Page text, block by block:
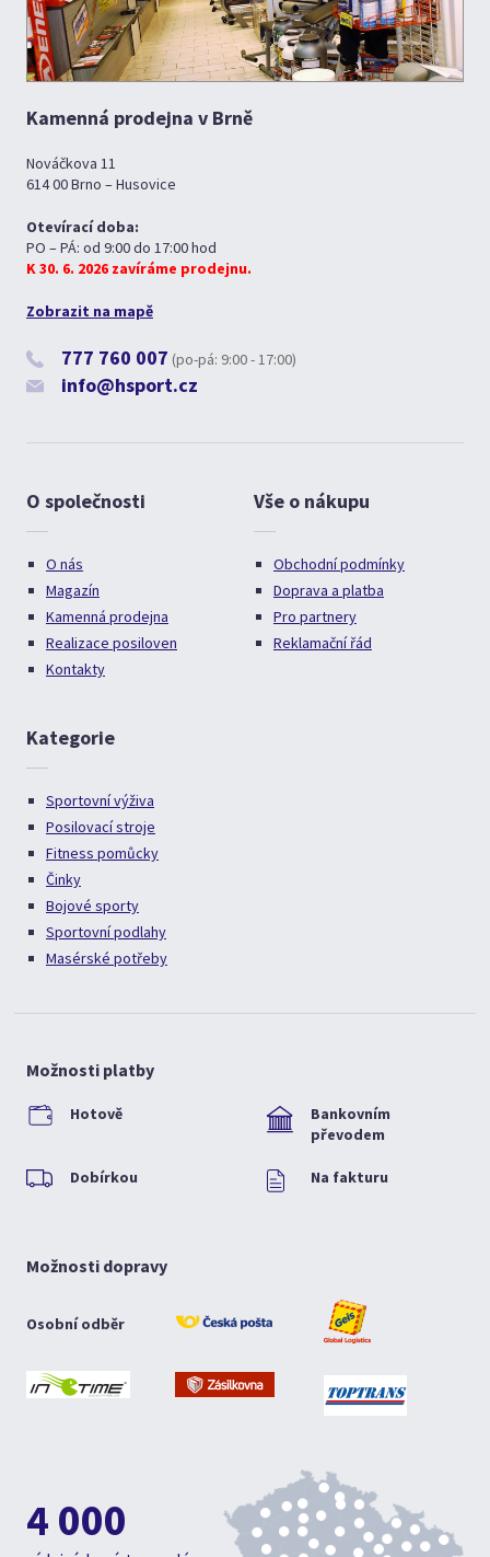
Kamenná prodejna v Brně
Nováčkova 11
614 00 Brno – Husovice
Otevírací doba:
PO – PÁ: od 9:00 do 17:00 hod
K 30. 6. 2026 zavíráme prodejnu.
Zobrazit na mapě
777 760 007 (po-pá: 9:00 - 17:00)
info@hsport.cz
O společnosti
O nás
Magazín
Kamenná prodejna
Realizace posiloven
Kontakty
Vše o nákupu
Obchodní podmínky
Doprava a platba
Pro partnery
Reklamační řád
Kategorie
Sportovní výživa
Posilovací stroje
Fitness pomůcky
Činky
Bojové sporty
Sportovní podlahy
Masérské potřeby
Možnosti platby
Hotově
Bankovním
převodem
Dobírkou Na fakturu
Možnosti dopravy
Osobní odběr
4 000